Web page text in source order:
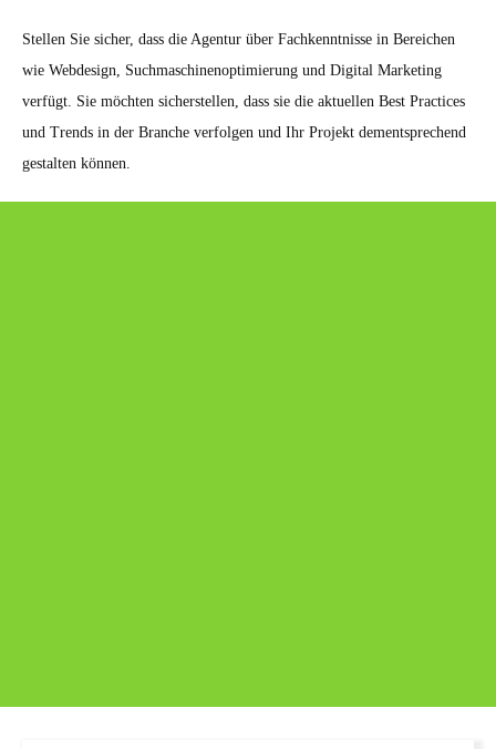
Stellen Sie sicher, dass die Agentur über Fachkenntnisse in Bereichen
wie Webdesign, Suchmaschinenoptimierung und Digital Marketing
verfügt. Sie möchten sicherstellen, dass sie die aktuellen Best Practices
und Trends in der Branche verfolgen und Ihr Projekt dementsprechend
gestalten können.